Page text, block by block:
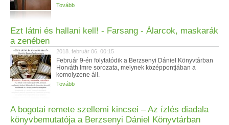
Tovább
Ezt látni és hallani kell! - Farsang - Álarcok, maskarák
a zenében
2018. február 06. 00:15
Február 9-én folytatódik a Berzsenyi Dániel Könyvtárban
Horváth Imre sorozata, melynek középpontjában a
komolyzene áll.
Tovább
A bogotai remete szellemi kincsei – Az ízlés diadala
könyvbemutatója a Berzsenyi Dániel Könyvtárban